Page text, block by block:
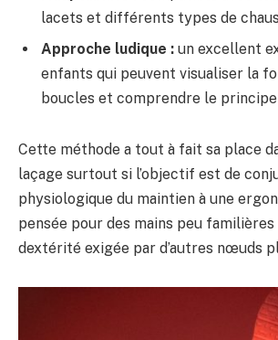
lacets et différents types de
Approche ludique : un excellent
enfants qui peuvent visualiser la
boucles et comprendre le principe
Cette méthode a tout à fait sa place
laçage surtout si l’objectif est de
physiologique du maintien à une
pensée pour des mains peu familières
dextérité exigée par d’autres nœuds